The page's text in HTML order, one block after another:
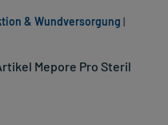
Mepore Pro Steril
& Wundversorgung |